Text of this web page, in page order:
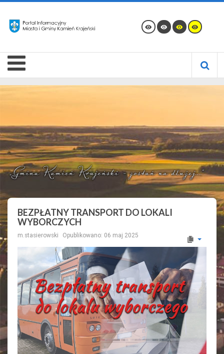
BEZPŁATNY TRANSPORT DO LOKALI
WYBORCZYCH
m.stasierowski Opublikowano: 06 maj 2025